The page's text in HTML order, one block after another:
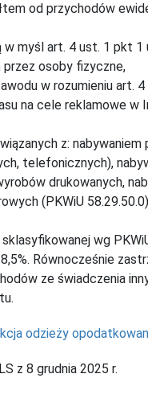
od przychodów
w myśl art. 4 ust. 1 pkt
osoby fizyczne,
w rozumieniu art.
na cele reklamowe w
z: nabywaniem
telefonicznych),
drukowanych,
(PKWiU
wg
Równocześnie
ze świadczenia
odzieży
z 8 grudnia 2025 r.